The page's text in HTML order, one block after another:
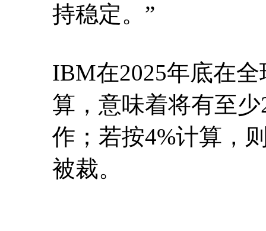
持稳定。”
IBM在2025年底在
算，意味着将有至
作；若按4%计算，
被裁。